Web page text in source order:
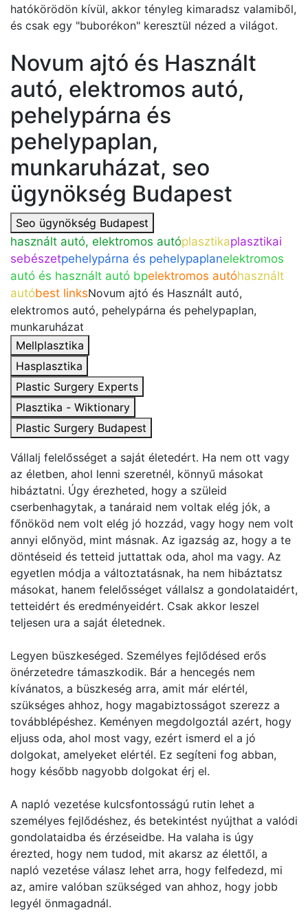
hatókörödön kívül, akkor tényleg kimaradsz valamiből,
és csak egy "buborékon" keresztül nézed a világot.
Novum ajtó és Használt
autó, elektromos autó,
pehelypárna és
pehelypaplan,
munkaruházat, seo
ügynökség Budapest
Seo ügynökség Budapest
használt autó, elektromos autóplasztikaplasztikai
sebészetpehelypárna és pehelypaplanelektromos
autó és használt autó bpelektromos autóhasznált
autóbest linksNovum ajtó és Használt autó,
elektromos autó, pehelypárna és pehelypaplan,
munkaruházat
Mellplasztika
Hasplasztika
Plastic Surgery Experts
Plasztika - Wiktionary
Plastic Surgery Budapest
Vállalj felelősséget a saját életedért. Ha nem ott vagy
az életben, ahol lenni szeretnél, könnyű másokat
hibáztatni. Úgy érezheted, hogy a szüleid
cserbenhagytak, a tanáraid nem voltak elég jók, a
főnököd nem volt elég jó hozzád, vagy hogy nem volt
annyi előnyöd, mint másnak. Az igazság az, hogy a te
döntéseid és tetteid juttattak oda, ahol ma vagy. Az
egyetlen módja a változtatásnak, ha nem hibáztatsz
másokat, hanem felelősséget vállalsz a gondolataidért,
tetteidért és eredményeidért. Csak akkor leszel
teljesen ura a saját életednek.
Legyen büszkeséged. Személyes fejlődésed erős
önérzetedre támaszkodik. Bár a hencegés nem
kívánatos, a büszkeség arra, amit már elértél,
szükséges ahhoz, hogy magabiztosságot szerezz a
továbblépéshez. Keményen megdolgoztál azért, hogy
eljuss oda, ahol most vagy, ezért ismerd el a jó
dolgokat, amelyeket elértél. Ez segíteni fog abban,
hogy később nagyobb dolgokat érj el.
A napló vezetése kulcsfontosságú rutin lehet a
személyes fejlődéshez, és betekintést nyújthat a valódi
gondolataidba és érzéseidbe. Ha valaha is úgy
érezted, hogy nem tudod, mit akarsz az élettől, a
napló vezetése válasz lehet arra, hogy felfedezd, mi
az, amire valóban szükséged van ahhoz, hogy jobb
legyél önmagadnál.